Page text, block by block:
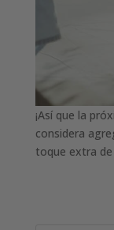
¡Así que la
considera
toque extra